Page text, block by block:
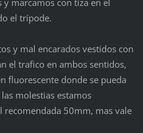
el trípode.
y mal encarados vestidos con
el trafico en ambos sentidos,
fluorescente donde se pueda
molestias estamos
recomendada 50mm, mas vale